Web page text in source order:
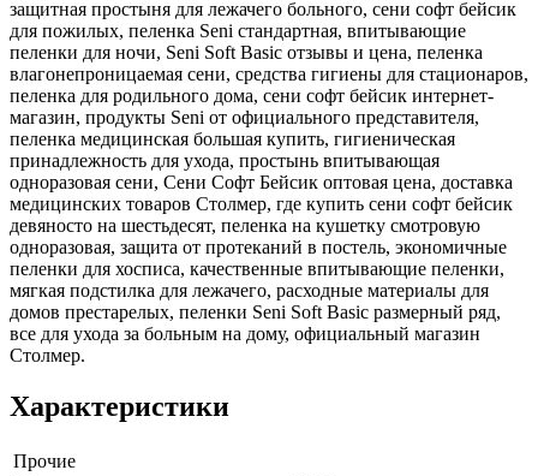
защитная простыня для лежачего больного, сени софт бейсик
для пожилых, пеленка Seni стандартная, впитывающие
пеленки для ночи, Seni Soft Basic отзывы и цена, пеленка
влагонепроницаемая сени, средства гигиены для стационаров,
пеленка для родильного дома, сени софт бейсик интернет-
магазин, продукты Seni от официального представителя,
пеленка медицинская большая купить, гигиеническая
принадлежность для ухода, простынь впитывающая
одноразовая сени, Сени Софт Бейсик оптовая цена, доставка
медицинских товаров Столмер, где купить сени софт бейсик
девяносто на шестьдесят, пеленка на кушетку смотровую
одноразовая, защита от протеканий в постель, экономичные
пеленки для хосписа, качественные впитывающие пеленки,
мягкая подстилка для лежачего, расходные материалы для
домов престарелых, пеленки Seni Soft Basic размерный ряд,
все для ухода за больным на дому, официальный магазин
Столмер.
Характеристики
Прочие